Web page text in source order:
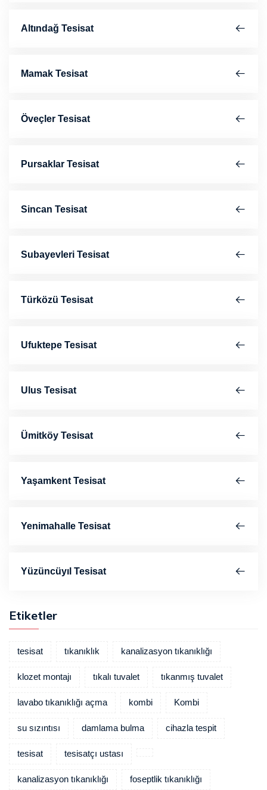
Altındağ Tesisat
Mamak Tesisat
Öveçler Tesisat
Pursaklar Tesisat
Sincan Tesisat
Subayevleri Tesisat
Türközü Tesisat
Ufuktepe Tesisat
Ulus Tesisat
Ümitköy Tesisat
Yaşamkent Tesisat
Yenimahalle Tesisat
Yüzüncüyıl Tesisat
Etiketler
tesisat tıkanıklık kanalizasyon tıkanıklığı
klozet montajı tıkalı tuvalet tıkanmış tuvalet
lavabo tıkanıklığı açma kombi Kombi
su sızıntısı damlama bulma cihazla tespit
tesisat tesisatçı ustası
kanalizasyon tıkanıklığı foseptlik tıkanıklığı